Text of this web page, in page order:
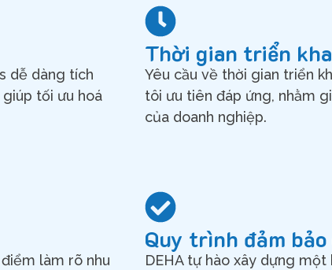
dễ dàng tích
giúp tối ưu hoá
Thời gian triển
Yêu cầu về thời gian triển
tôi ưu tiên đáp ứng, nhằm
của doanh nghiệp.
làm rõ nhu
Quy trình đảm
DEHA tự hào xây dựng